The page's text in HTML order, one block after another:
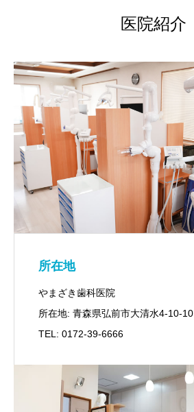
医院紹介
所在地
やまざき歯科医院
所在地: 青森県弘前市大清水4-10-10
TEL: 0172-39-6666